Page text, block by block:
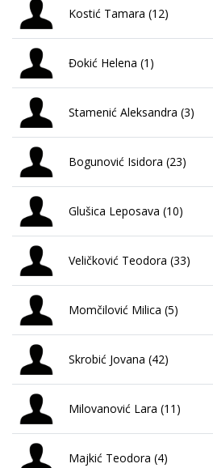
Kostić Tamara (12)
Đokić Helena (1)
Stamenić Aleksandra (3)
Bogunović Isidora (23)
Glušica Leposava (10)
Veličković Teodora (33)
Momčilović Milica (5)
Skrobić Jovana (42)
Milovanović Lara (11)
Majkić Teodora (4)